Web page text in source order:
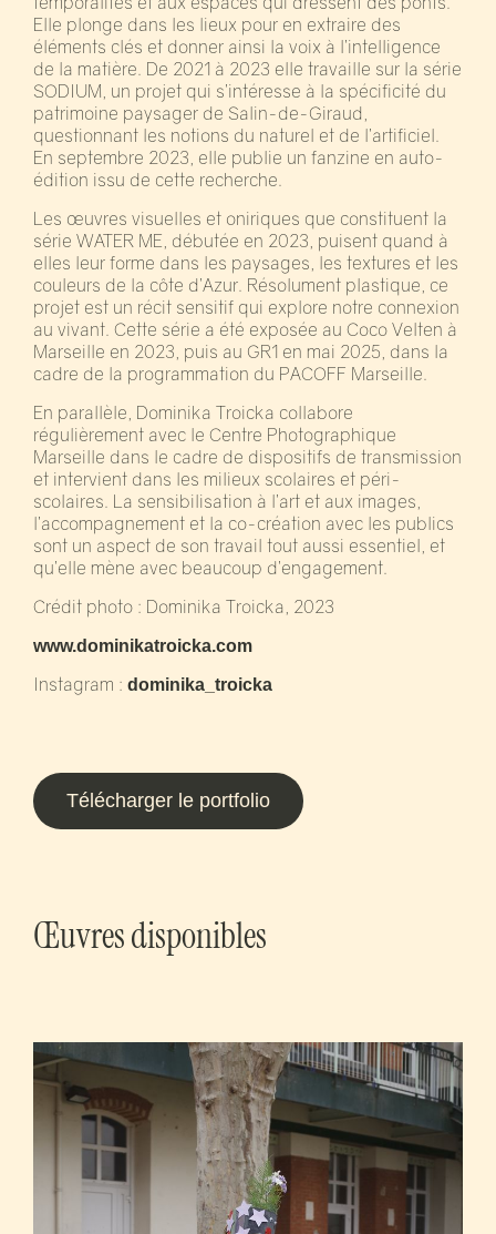
Elle plonge dans les lieux pour en extraire des
éléments clés et donner ainsi la voix à l’intelligence
de la matière. De 2021 à 2023 elle travaille sur la série
SODIUM, un projet qui s’intéresse à la spécificité du
patrimoine paysager de Salin-de-Giraud,
questionnant les notions du naturel et de l’artificiel.
En septembre 2023, elle publie un fanzine en auto-
édition issu de cette recherche.
Les œuvres visuelles et oniriques que constituent la
série WATER ME, débutée en 2023, puisent quand à
elles leur forme dans les paysages, les textures et les
couleurs de la côte d’Azur. Résolument plastique, ce
projet est un récit sensitif qui explore notre connexion
au vivant. Cette série a été exposée au Coco Velten à
Marseille en 2023, puis au GR1 en mai 2025, dans la
cadre de la programmation du PACOFF Marseille.
En parallèle, Dominika Troicka collabore
régulièrement avec le Centre Photographique
Marseille dans le cadre de dispositifs de transmission
et intervient dans les milieux scolaires et péri-
scolaires. La sensibilisation à l’art et aux images,
l’accompagnement et la co-création avec les publics
sont un aspect de son travail tout aussi essentiel, et
qu’elle mène avec beaucoup d’engagement.
Crédit photo : Dominika Troicka, 2023
www.dominikatroicka.com
Instagram : dominika_troicka
Télécharger le portfolio
Œuvres disponibles